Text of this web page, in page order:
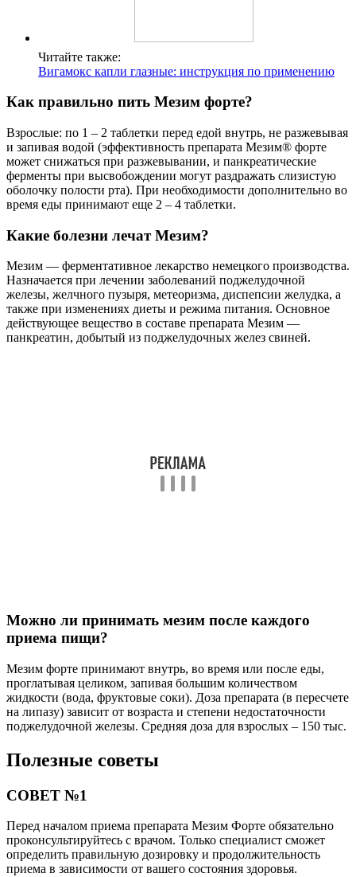
Читайте также:
Вигамокс капли глазные: инструкция по применению
Как правильно пить Мезим форте?
Взрослые: по 1 – 2 таблетки перед едой внутрь, не разжевывая
и запивая водой (эффективность препарата Мезим® форте
может снижаться при разжевывании, и панкреатические
ферменты при высвобождении могут раздражать слизистую
оболочку полости рта). При необходимости дополнительно во
время еды принимают еще 2 – 4 таблетки.
Какие болезни лечат Мезим?
Мезим — ферментативное лекарство немецкого производства.
Назначается при лечении заболеваний поджелудочной
железы, желчного пузыря, метеоризма, диспепсии желудка, а
также при изменениях диеты и режима питания. Основное
действующее вещество в составе препарата Мезим —
панкреатин, добытый из поджелудочных желез свиней.
Можно ли принимать мезим после каждого
приема пищи?
Мезим форте принимают внутрь, во время или после еды,
проглатывая целиком, запивая большим количеством
жидкости (вода, фруктовые соки). Доза препарата (в пересчете
на липазу) зависит от возраста и степени недостаточности
поджелудочной железы. Средняя доза для взрослых – 150 тыс.
Полезные советы
СОВЕТ №1
Перед началом приема препарата Мезим Форте обязательно
проконсультируйтесь с врачом. Только специалист сможет
определить правильную дозировку и продолжительность
приема в зависимости от вашего состояния здоровья.